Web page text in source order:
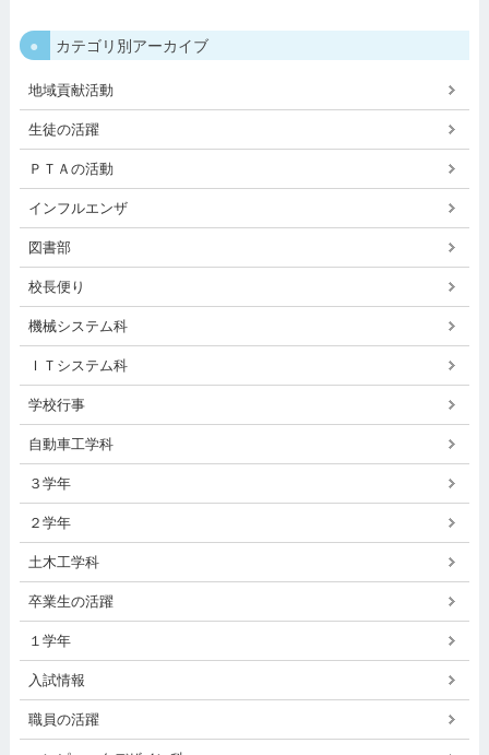
カテゴリ別アーカイブ
地域貢献活動
生徒の活躍
ＰＴＡの活動
インフルエンザ
図書部
校長便り
機械システム科
ＩＴシステム科
学校行事
自動車工学科
３学年
２学年
土木工学科
卒業生の活躍
１学年
入試情報
職員の活躍